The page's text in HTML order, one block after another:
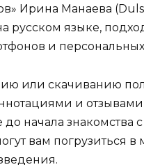
Ирина Манаева
русском языке,
и
или скачиванию
и отзывами
начала
вам погрузиться в